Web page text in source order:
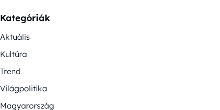
Kategóriák
Aktuális
Kultúra
Trend
Világpolitika
Magyarország